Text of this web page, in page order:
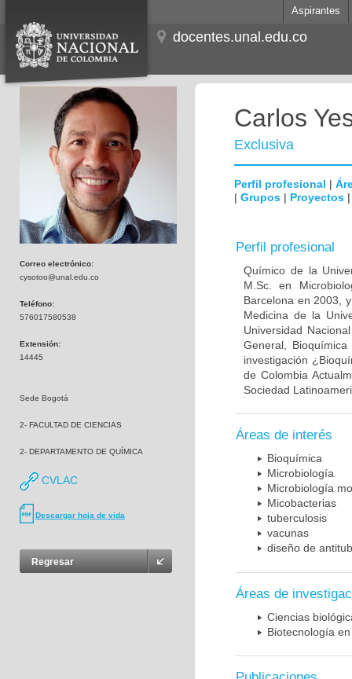
Aspirantes
docentes.unal.edu.co
Correo electrónico:
cysotoo@unal.edu.co
Teléfono:
576017580538
Extensión:
14445
Sede Bogotá
2- FACULTAD DE CIENCIAS
2- DEPARTAMENTO DE QUÍMICA
CVLAC
Descargar hoja de vida
Regresar
Carlos
Exclusiva
Perfil profesional |
| Grupos | Proyectos
Perfil profesional
Químico de la
M.Sc. en
Barcelona en 2003,
Medicina de la
Universidad
General,
investigación
de Colombia
Sociedad
Áreas de interés
Bioquímica
Microbiología
Microbiología
Micobacterias
tuberculosis
vacunas
diseño de
Áreas de
Ciencias
Biotecnología